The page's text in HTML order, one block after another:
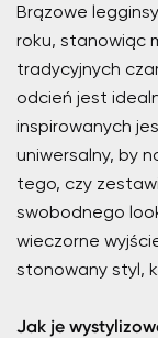
Brązowe
roku, stanowiąc
tradycyjnych
odcień jest
inspirowanych
uniwersalny, by
tego, czy
swobodnego
wieczorne
stonowany styl,
Jak je